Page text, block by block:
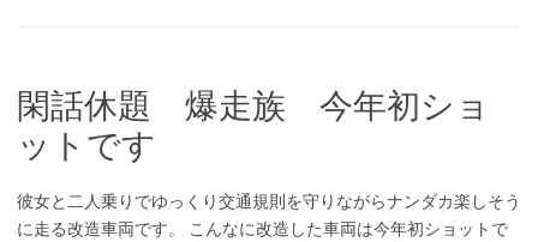
閑話休題 爆走族 今年初ショ
ットです
彼女と二人乗りでゆっくり交通規則を守りながらナンダカ楽しそう
に走る改造車両です。 こんなに改造した車両は今年初ショットで